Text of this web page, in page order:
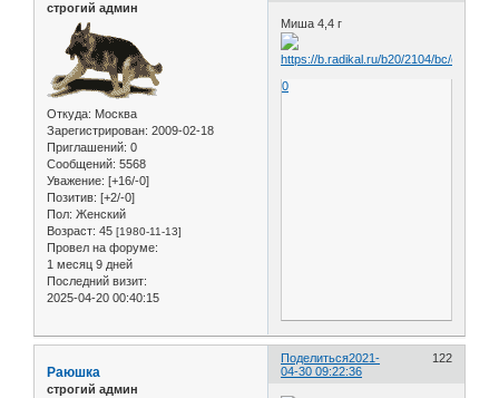
строгий админ
Откуда: Москва
Зарегистрирован: 2009-02-18
Приглашений: 0
Сообщений: 5568
Уважение: [+16/-0]
Позитив: [+2/-0]
Пол: Женский
Возраст: 45 [1980-11-13]
Провел на форуме:
1 месяц 9 дней
Последний визит:
2025-04-20 00:40:15
Миша 4,4 г
0
Поделиться 122
2021-
04-30 09:22:36
Раюшка
строгий админ